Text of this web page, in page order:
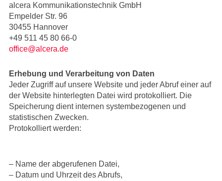
alcera Kommunikationstechnik GmbH
Empelder Str. 96
30455 Hannover
+49 511 45 80 66-0
office@alcera.de
Erhebung und Verarbeitung von Daten
Jeder Zugriff auf unsere Website und jeder Abruf einer auf
der Website hinterlegten Datei wird protokolliert. Die
Speicherung dient internen systembezogenen und
statistischen Zwecken.
Protokolliert werden:
– Name der abgerufenen Datei,
– Datum und Uhrzeit des Abrufs,